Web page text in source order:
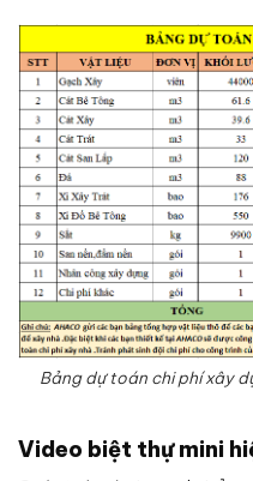
Bảng dự toán chi phí xây
Video biệt thự mini